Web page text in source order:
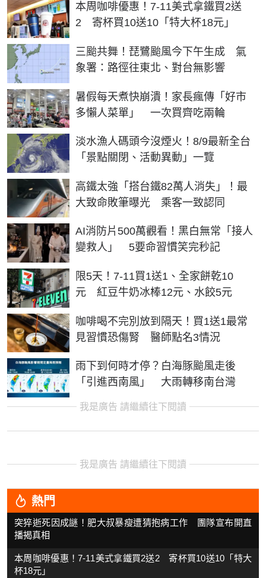
本周咖啡優惠！7-11美式拿鐵買2送
2 寄杯買10送10「特大杯18元」
三颱共舞！琵鷺颱風今下午生成 氣
象署：路徑往東北、對台無影響
暑假每天煮快崩潰！家長瘋傳「好市
多懶人菜單」 一次買齊吃兩輪
淡水漁人碼頭今沒煙火！8/9最新全台
「景點關閉、活動異動」一覽
高鐵太強「搭台鐵82萬人消失」！最
大致命敗筆曝光 乘客一致認同
AI消防片500萬觀看！黑白無常「接人
變救人」 5要命習慣笑完秒記
限5天！7-11買1送1、全家餅乾10
元 紅豆牛奶冰棒12元、水餃5元
咖啡喝不完別放到隔天！買1送1最常
見習慣恐傷腎 醫師點名3情況
雨下到何時才停？白海豚颱風走後
「引進西南風」 大雨轉移南台灣
我是廣告 請繼續往下閱讀
我是廣告 請繼續往下閱讀
熱門
突猝逝死因成謎！肥大叔暴瘦遭猜抱病工作 團隊宣布開直
播揭真相
本周咖啡優惠！7-11美式拿鐵買2送2 寄杯買10送10「特大
杯18元」